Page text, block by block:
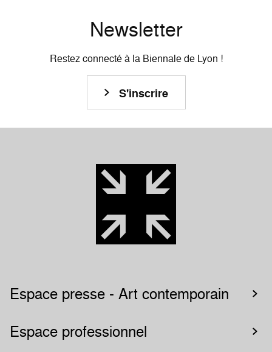
Newsletter
Restez connecté à la Biennale de Lyon !
S'inscrire
Espace presse - Art contemporain
Espace professionnel